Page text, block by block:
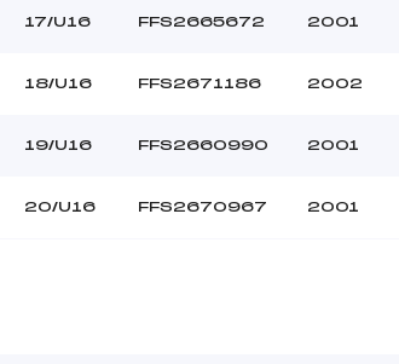
17/U16 FFS2665672 2001
18/U16 FFS2671186 2002
19/U16 FFS2660990 2001
20/U16 FFS2670967 2001